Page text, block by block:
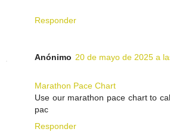
Responder
Anónimo 20 de mayo de 2025 a
Marathon Pace Chart
Use our marathon pace chart to
pac
Responder